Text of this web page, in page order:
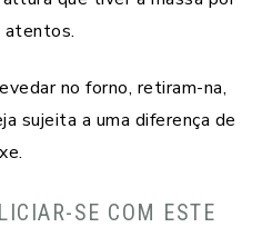
atentos.
no forno, retiram-na,
sujeita a uma diferença de
SE COM ESTE